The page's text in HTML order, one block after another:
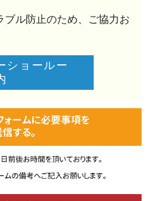
ブル防止のため、ご協力お
ショールー